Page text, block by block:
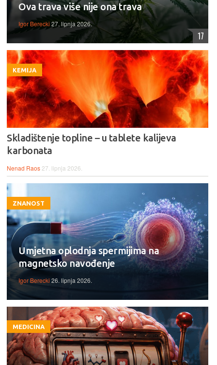
Ova trava više nije ona trava
Igor Berecki 27. lipnja 2026.
17
KEMIJA
Skladištenje topline – u tablete kalijeva
karbonata
Nenad Raos 27. lipnja 2026.
ZNANOST
Umjetna oplodnja spermijima na
magnetsko navođenje
Igor Berecki 26. lipnja 2026.
MEDICINA